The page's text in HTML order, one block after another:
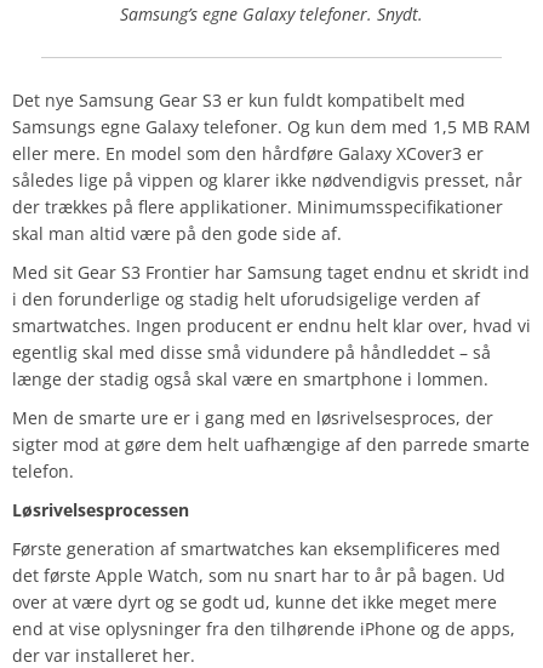
Samsung’s egne Galaxy telefoner. Snydt.
Det nye Samsung Gear S3 er kun fuldt kompatibelt med
Samsungs egne Galaxy telefoner. Og kun dem med 1,5 MB RAM
eller mere. En model som den hårdføre Galaxy XCover3 er
således lige på vippen og klarer ikke nødvendigvis presset, når
der trækkes på flere applikationer. Minimumsspecifikationer
skal man altid være på den gode side af.
Med sit Gear S3 Frontier har Samsung taget endnu et skridt ind
i den forunderlige og stadig helt uforudsigelige verden af
smartwatches. Ingen producent er endnu helt klar over, hvad vi
egentlig skal med disse små vidundere på håndleddet – så
længe der stadig også skal være en smartphone i lommen.
Men de smarte ure er i gang med en løsrivelsesproces, der
sigter mod at gøre dem helt uafhængige af den parrede smarte
telefon.
Løsrivelsesprocessen
Første generation af smartwatches kan eksemplificeres med
det første Apple Watch, som nu snart har to år på bagen. Ud
over at være dyrt og se godt ud, kunne det ikke meget mere
end at vise oplysninger fra den tilhørende iPhone og de apps,
der var installeret her.